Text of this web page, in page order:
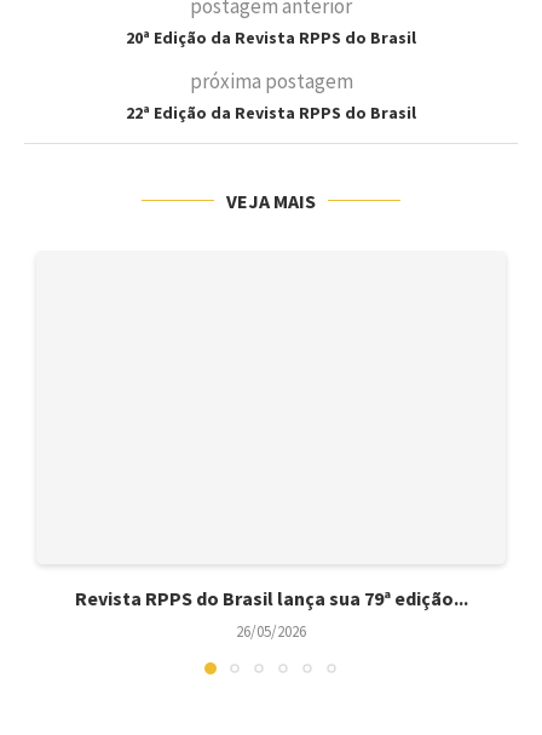
postagem anterior
20ª Edição da Revista RPPS do Brasil
próxima postagem
22ª Edição da Revista RPPS do Brasil
VEJA MAIS
Revista RPPS do Brasil lança sua 79ª edição...
26/05/2026